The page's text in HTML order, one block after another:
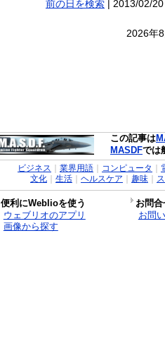
前の日を検索| 2013/02/
2026年
この記事は
MASDFでは
ビジネス 業界用語｜ コンピュータ
文化｜ 生活｜ ヘルスケア 趣味｜
便利にWeblioを使う
お問
ウェブリオのアプリ
画像から探す
お問